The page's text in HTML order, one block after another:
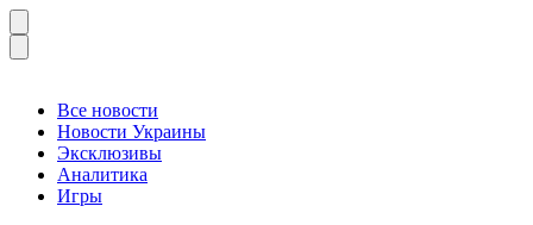
Все новости
Новости Украины
Эксклюзивы
Аналитика
Игры